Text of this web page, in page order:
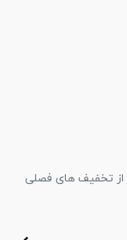
از تخفیف های فصلی